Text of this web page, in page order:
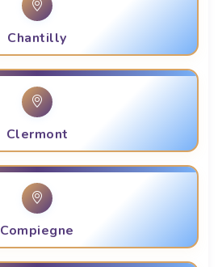
Chantilly
Clermont
Compiegne